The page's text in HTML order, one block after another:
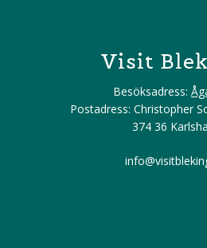
Visit
Besöksadress:
Postadress: Christopher
374 36